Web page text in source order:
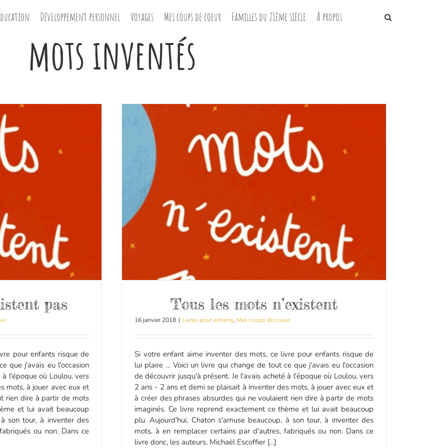
Développement personnel Voyages Mes coups de coeur Familles du 21ème siècle À propos
mots inventés
pas
pour enfants risque de
que j'avais eu l'occasion
l'époque où Loulou, vers
mots, à jouer avec eux et
rien dire à partir de mots
et lui avait beaucoup
son tour, à inventer des
ou non. Dans ce
Tous les mots n’existent
16 janvier 2018 | Livres pour enfants, Mes coups de coeur
Si votre enfant aime inventer des mots, ce livre pour enfants risque de
lui plaire ... Voici un livre qui change de tout ce que j'avais eu l'occasion
de découvrir jusqu'à présent. Je l'avais acheté à l'époque où Loulou, vers
2 ans - 2 ans et demi se plaisait à inventer des mots, à jouer avec eux et
à créer des phrases absurdes qui ne voulaient rien dire à partir de mots
imaginés. Ce livre reprend exactement ce thème et lui avait beaucoup
plu. Aujourd'hui, Chaton s'amuse beaucoup, à son tour, à inventer des
mots, à en remplacer certains par d'autres, fabriqués ou non. Dans ce
livre donc, les auteurs, Michaël Escoffier [...]